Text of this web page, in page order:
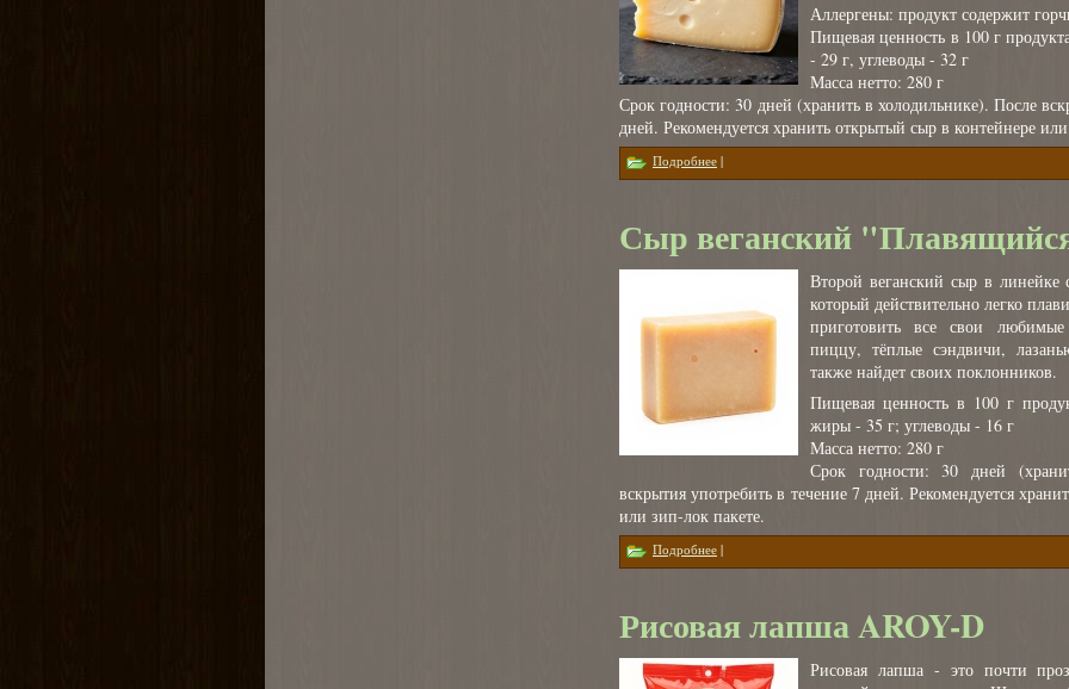
Аллергены: продукт содержит
Пищевая ценность в 100 г
- 29 г, углеводы - 32 г
Масса нетто: 280 г
Срок годности: 30 дней (хранить в холодильнике). После
дней. Рекомендуется хранить открытый сыр в контейнере
Подробнее о Сыр веганский "Бутербродный"
|
Сыр веганский
Второй веганский сыр в
который действительно легко
приготовить все свои
пиццу, тёплые сэндвичи,
также найдет своих поклонников.
Пищевая ценность в 100 г
жиры - 35 г; углеводы - 16 г
Масса нетто: 280 г
Срок годности: 30 дней
вскрытия употребить в течение 7 дней. Рекомендуется
или зип-лок пакете.
Подробнее о Сыр веганский "Плавящийся"
|
Рисовая лапша AROY-D
Рисовая лапша - это почти